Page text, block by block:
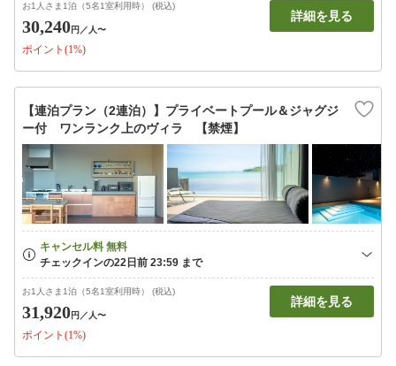
お1人さま1泊（5名1室利用時） (税込)
30,240円 ／人〜
ポイント(1%)
詳細を見る
【連泊プラン（2連泊）】プライベートプール＆ジャグジ
ー付 ワンランク上のヴィラ 【禁煙】
お1人さま1泊（5名1室利用時） (税込)
31,920円 ／人〜
ポイント(1%)
詳細を見る